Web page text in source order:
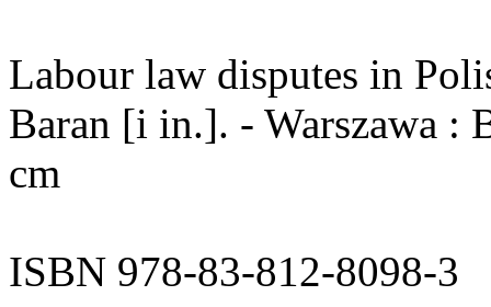
Labour law disputes in
Baran [i in.]. - Warszawa :
cm
ISBN 978-83-812-8098-3